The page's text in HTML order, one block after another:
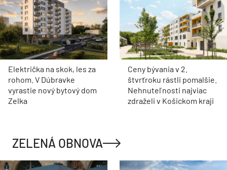
Električka na skok, les za
rohom. V Dúbravke
vyrastie nový bytový dom
Zelka
Ceny bývania v 2.
štvrťroku rástli pomalšie.
Nehnuteľnosti najviac
zdraželi v Košickom kraji
ZELENÁ OBNOVA